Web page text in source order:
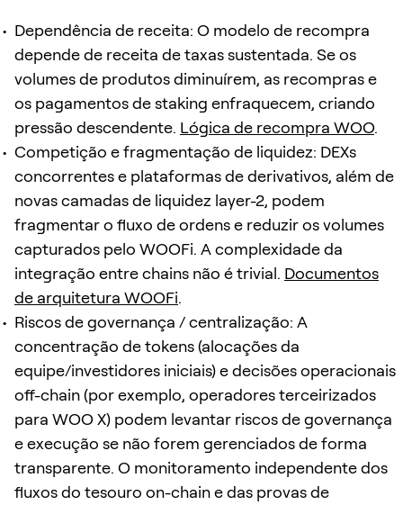
Dependência de receita: O modelo de recompra
depende de receita de taxas sustentada. Se os
volumes de produtos diminuírem, as recompras e
os pagamentos de staking enfraquecem, criando
pressão descendente. Lógica de recompra WOO.
Competição e fragmentação de liquidez: DEXs
concorrentes e plataformas de derivativos, além de
novas camadas de liquidez layer-2, podem
fragmentar o fluxo de ordens e reduzir os volumes
capturados pelo WOOFi. A complexidade da
integração entre chains não é trivial. Documentos
de arquitetura WOOFi.
Riscos de governança / centralização: A
concentração de tokens (alocações da
equipe/investidores iniciais) e decisões operacionais
off-chain (por exemplo, operadores terceirizados
para WOO X) podem levantar riscos de governança
e execução se não forem gerenciados de forma
transparente. O monitoramento independente dos
fluxos do tesouro on-chain e das provas de